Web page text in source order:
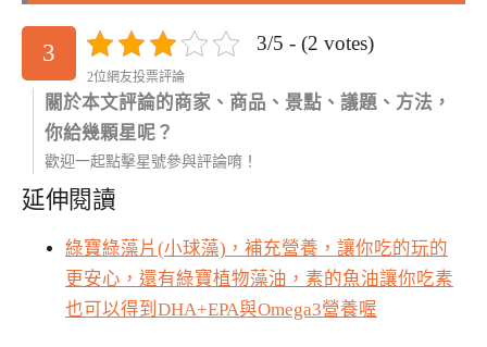
3 3/5 - (2 votes)
2位網友投票評論
關於本文評論的商家、商品、景點、議題、方法，
你給幾顆星呢？
歡迎一起點擊星號參與評論唷！
延伸閱讀
綠寶綠藻片(小球藻)，補充營養，讓你吃的玩的
更安心，還有綠寶植物藻油，素的魚油讓你吃素
也可以得到DHA+EPA與Omega3營養喔